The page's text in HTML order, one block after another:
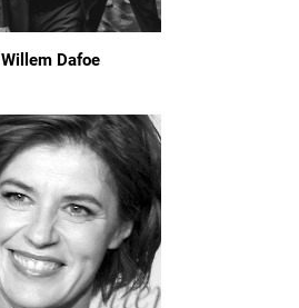
Willem Dafoe